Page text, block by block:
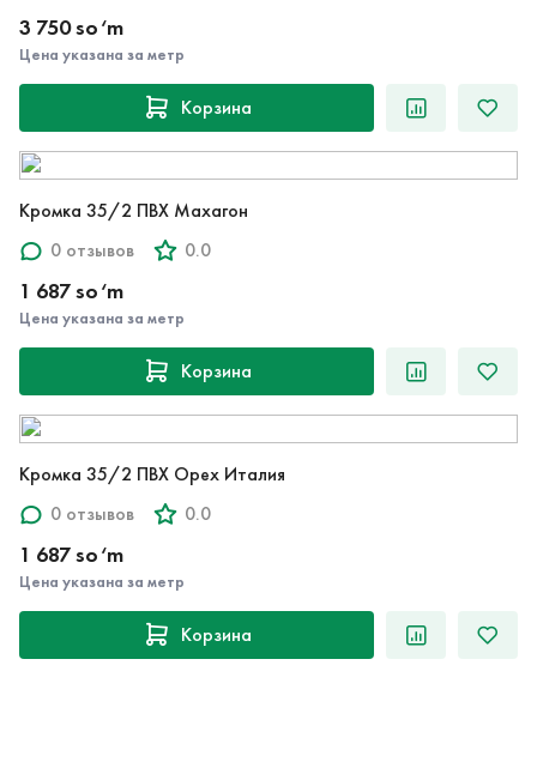
3 750 so‘m
Цена указана за метр
Корзина
Кромка 35/2 ПВХ Махагон
0 отзывов
0.0
1 687 so‘m
Цена указана за метр
Корзина
Кромка 35/2 ПВХ Орех Италия
0 отзывов
0.0
1 687 so‘m
Цена указана за метр
Корзина